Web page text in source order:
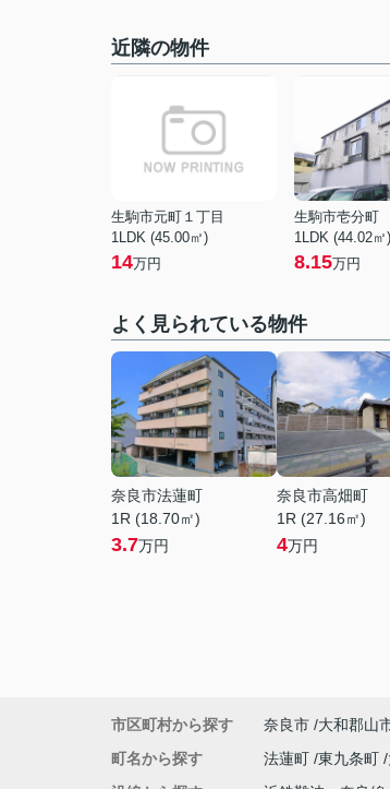
近隣の物件
生駒市元町１丁目
1LDK (45.00㎡)
14万円
生駒市壱分町
1LDK (44.02㎡)
8.15万円
よく見られている物件
奈良市法蓮町
1R (18.70㎡)
3.7万円
奈良市高畑町
1R (27.16㎡)
4万円
市区町村から探す 奈良市 大和郡山
町名から探す
法蓮町 東九条町